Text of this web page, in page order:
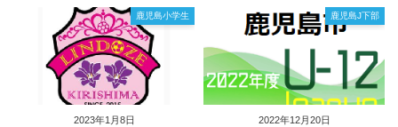
2023年1月8日
鹿児島小学生
2022年12月20日
鹿児島J下部